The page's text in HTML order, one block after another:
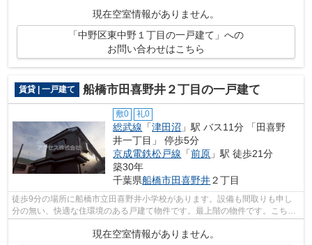
現在空室情報がありません。
「中野区東中野１丁目の一戸建て」への
お問い合わせはこちら
賃貸 | 一戸建て 船橋市田喜野井２丁目の一戸建て
敷0 礼0
総武線 「津田沼 」駅 バス11分 「田喜野
井一丁目」 停歩5分
京成電鉄松戸線 「前原 」駅 徒歩21分
築30年
千葉県船橋市田喜野井２丁目
徒歩9分の場所に船橋市立田喜野井小学校があります。設備も間取りも申し
分の無い、快適な住環境のある戸建て物件です。最上階の物件です。こちら
現在空室情報がありません。